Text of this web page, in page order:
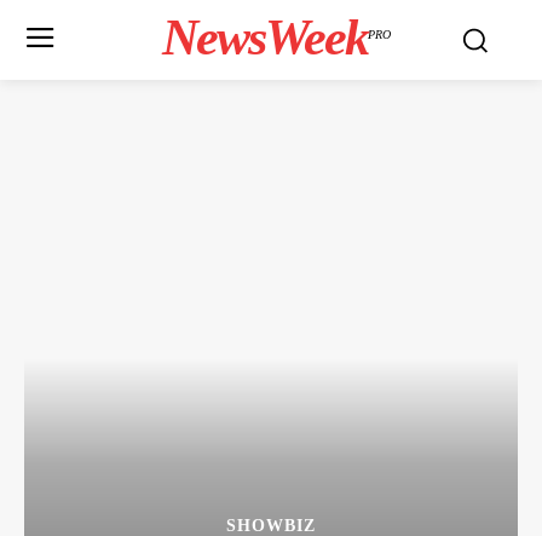
NewsWeekPRO
SHOWBIZ